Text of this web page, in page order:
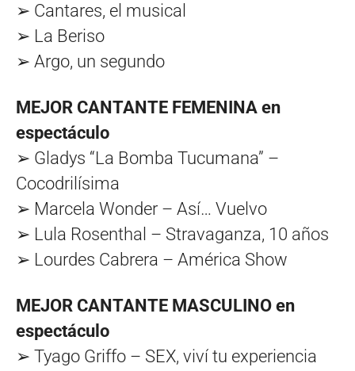
➢ Cantares, el musical
➢ La Beriso
➢ Argo, un segundo
MEJOR CANTANTE FEMENINA en
espectáculo
➢ Gladys “La Bomba Tucumana” –
Cocodrilísima
➢ Marcela Wonder – Así… Vuelvo
➢ Lula Rosenthal – Stravaganza, 10 años
➢ Lourdes Cabrera – América Show
MEJOR CANTANTE MASCULINO en
espectáculo
➢ Tyago Griffo – SEX, viví tu experiencia